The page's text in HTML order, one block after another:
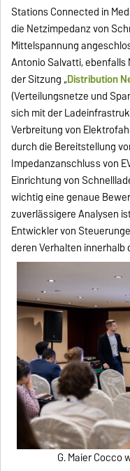
Stations Connected in
die Netzimpedanz von
Mittelspannung
Antonio Salvatti, ebenfalls
der Sitzung „Distribution
(Verteilungsnetze und
sich mit der
Verbreitung von
durch die Bereitstellung
Impedanzanschluss von
Einrichtung von
wichtig eine genaue
zuverlässigere Analysen
Entwickler von
deren Verhalten
G. Maier Cocco